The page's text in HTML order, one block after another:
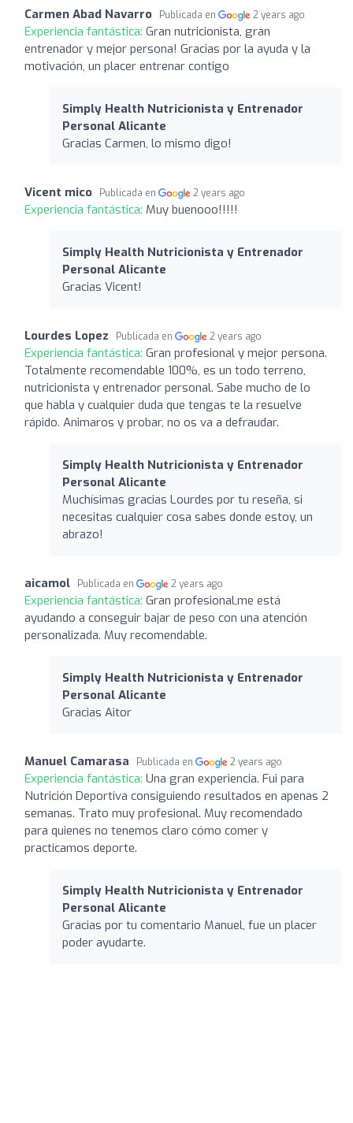
Carmen Abad Navarro Publicada en 2 years ago
Experiencia fantástica: Gran nutricionista, gran
entrenador y mejor persona! Gracias por la ayuda y la
motivación, un placer entrenar contigo
Simply Health Nutricionista y Entrenador
Personal Alicante
Gracias Carmen, lo mismo digo!
Vicent mico Publicada en 2 years ago
Experiencia fantástica: Muy buenooo!!!!!
Simply Health Nutricionista y Entrenador
Personal Alicante
Gracias Vicent!
Lourdes Lopez Publicada en 2 years ago
Experiencia fantástica: Gran profesional y mejor persona.
Totalmente recomendable 100%, es un todo terreno,
nutricionista y entrenador personal. Sabe mucho de lo
que habla y cualquier duda que tengas te la resuelve
rápido. Animaros y probar, no os va a defraudar.
Simply Health Nutricionista y Entrenador
Personal Alicante
Muchísimas gracias Lourdes por tu reseña, si
necesitas cualquier cosa sabes donde estoy, un
abrazo!
aicamol Publicada en 2 years ago
Experiencia fantástica: Gran profesional,me está
ayudando a conseguir bajar de peso con una atención
personalizada. Muy recomendable.
Simply Health Nutricionista y Entrenador
Personal Alicante
Gracias Aitor
Manuel Camarasa Publicada en 2 years ago
Experiencia fantástica: Una gran experiencia. Fui para
Nutrición Deportiva consiguiendo resultados en apenas 2
semanas. Trato muy profesional. Muy recomendado
para quienes no tenemos claro cómo comer y
practicamos deporte.
Simply Health Nutricionista y Entrenador
Personal Alicante
Gracias por tu comentario Manuel, fue un placer
poder ayudarte.